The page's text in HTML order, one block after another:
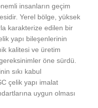
insanların geçim
Yerel bölge, yüksek
karakterize edilen bir
yapı bileşenlerinin
kalitesi ve üretim
öne sürdü.
sıkı kabul
çelik yapı imalat
uygun olması